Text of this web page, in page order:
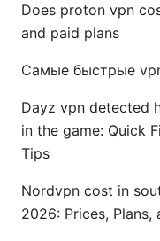
Does proton vpn
and paid plans
Самые быстрые
Dayz vpn detected
in the game: Quick
Tips
Nordvpn cost in
2026: Prices,